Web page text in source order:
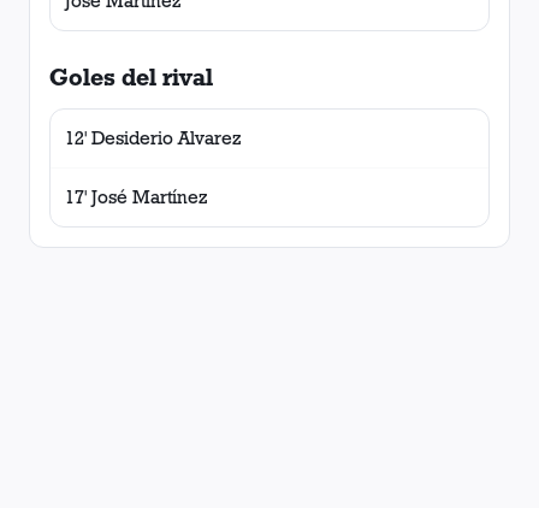
Goles del rival
12' Desiderio Alvarez
17' José Martínez